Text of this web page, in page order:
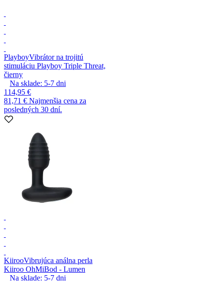
PlayboyVibrátor na trojitú
stimuláciu Playboy Triple Threat,
čierny
Na sklade: 5-7 dni
114,95 €
81,71 € Najmenšia cena za
posledných 30 dní.
KiirooVibrujúca análna perla
Kiiroo OhMiBod - Lumen
Na sklade: 5-7 dni